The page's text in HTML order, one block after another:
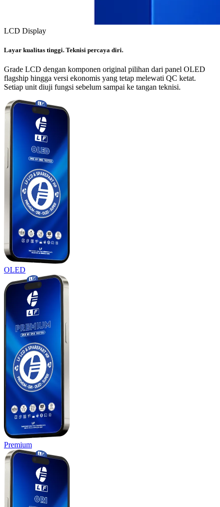
LCD Display
Layar kualitas tinggi. Teknisi percaya diri.
Grade LCD dengan komponen original pilihan dari panel OLED
flagship hingga versi ekonomis yang tetap melewati QC ketat.
Setiap unit diuji fungsi sebelum sampai ke tangan teknisi.
OLED
Premium